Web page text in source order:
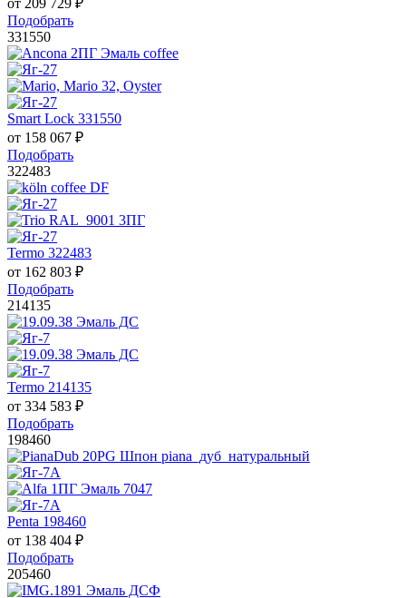
Подобрать
331550
Smart Lock 331550
от 158 067 ₽
Подобрать
322483
Termo 322483
от 162 803 ₽
Подобрать
214135
Termo 214135
от 334 583 ₽
Подобрать
198460
Penta 198460
от 138 404 ₽
Подобрать
205460